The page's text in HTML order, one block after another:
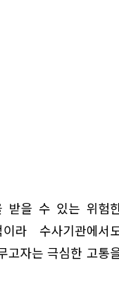
받을 수 있는 위험
라 수사기관에서
고자는 극심한 고통